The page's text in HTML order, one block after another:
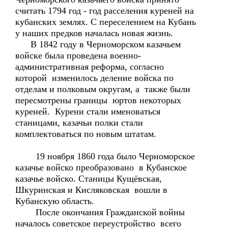
считать 1794 год - год расселения куреней на
кубанских землях. С переселением на Кубань
у наших предков началась новая жизнь.
В 1842 году в Черноморском казачьем
войске была проведена военно-
административная реформа, согласно
которой изменилось деление войска по
отделам и полковым округам, а также были
пересмотрены границы юртов некоторых
куреней. Курени стали именоваться
станицами, казачьи полки стали
комплектоваться по новым штатам.
19 ноября 1860 года было Черноморское
казачье войско преобразовано в Кубанское
казачье войско. Станицы Кущёвская,
Шкуринская и Кисляковская вошли в
Кубанскую область.
После окончания Гражданской войны
началось советское переустройство всего